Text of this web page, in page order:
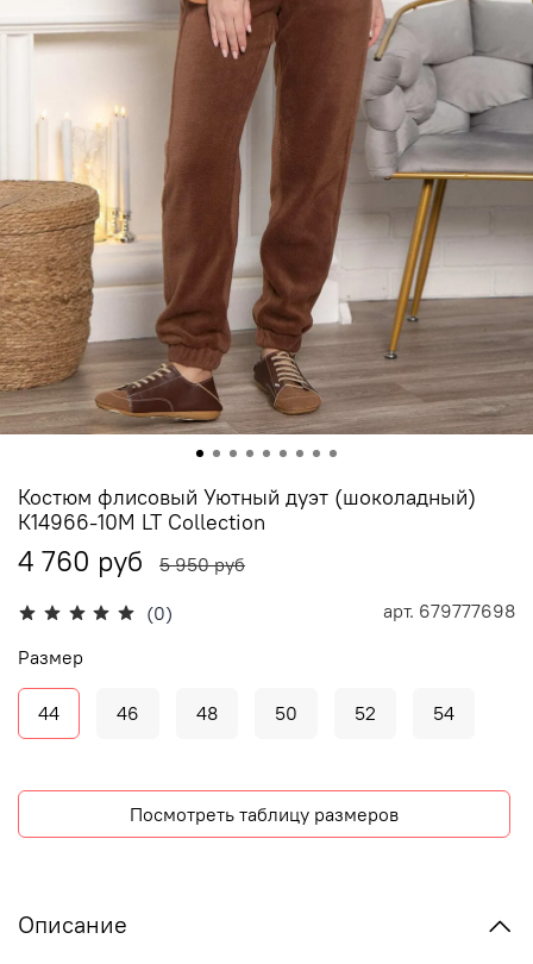
(0) арт. 679777698
Костюм флисовый Уютный дуэт (шоколадный)
К14966-10М LT Collection
4 760 руб 5 950 руб
Размер
44 46 48 50 52 54
Посмотреть таблицу размеров
Описание